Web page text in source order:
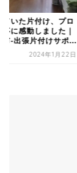
ていた片付け、プロ
事に感動しました｜
市-出張片付けサポ...
2024年1月22日